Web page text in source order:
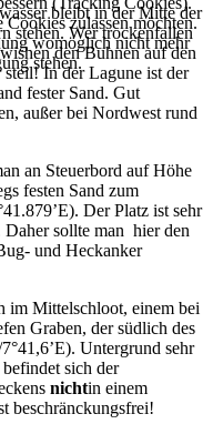
bleibt in der Mitte der
stehen. Wer trockenfallen
den Buhnen auf den
steil! In der Lagune ist der
fester Sand. Gut
außer bei Nordwest rund
an Steuerbord auf Höhe
festen Sand zum
Der Platz ist sehr
sollte man hier den
und Heckanker
im Mittelschloot, einem bei
Graben, der südlich des
Untergrund sehr
sich der
nichtin einem
beschränckungsfrei!
Cookies zulassen möchten.
womöglich nicht mehr
stehen.